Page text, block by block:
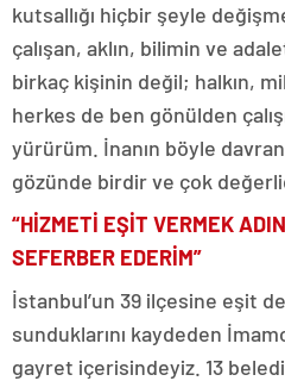
kutsallığı hiçbir şeyle
çalışan, aklın, bilimin ve
birkaç kişinin değil; halkın,
herkes de ben gönülden
yürürüm. İnanın böyle
gözünde birdir ve çok
“HİZMETİ EŞİT VERMEK
SEFERBER EDERİM”
İstanbul’un 39 ilçesine eşit
sunduklarını kaydeden
gayret içerisindeyiz. 13